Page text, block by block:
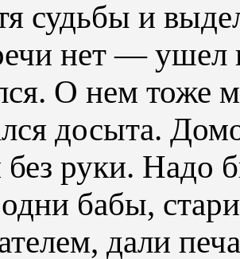
судьбы и
нет — ушел
О нем тоже
досыта.
без руки. Надо
одни бабы,
дали